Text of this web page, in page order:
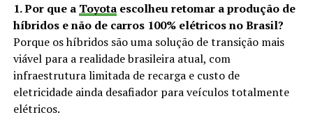
1. Por que a Toyotaescolheu retomar a produção de
híbridos e não de carros 100% elétricos no Brasil?
Porque os híbridos são uma solução de transição mais
viável para a realidade brasileira atual, com
infraestrutura limitada de recarga e custo de
eletricidade ainda desafiador para veículos totalmente
elétricos.